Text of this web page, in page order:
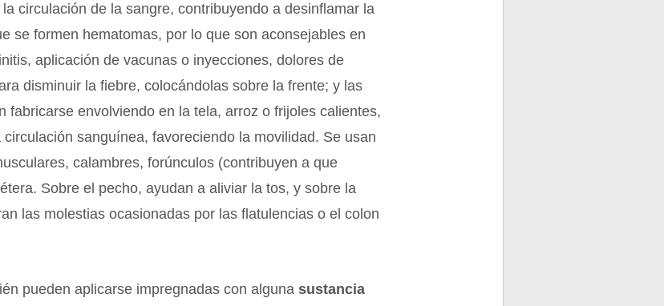
circulación de la sangre, contribuyendo a desinflamar la
se formen hematomas, por lo que son aconsejables en
aplicación de vacunas o inyecciones, dolores de
disminuir la fiebre, colocándolas sobre la frente; y las
fabricarse envolviendo en la tela, arroz o frijoles calientes,
sanguínea, favoreciendo la movilidad. Se usan
calambres, forúnculos (contribuyen a que
Sobre el pecho, ayudan a aliviar la tos, y sobre la
las molestias ocasionadas por las flatulencias o el colon
pueden aplicarse impregnadas con algunasustancia